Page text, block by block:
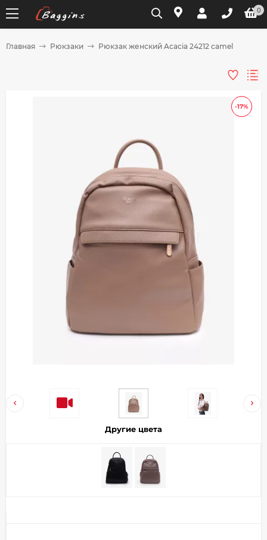
0
Главная Рюкзаки Рюкзак женский Acacia 24212 camel
-17%
Другие цвета
без переплат
График платежей
Добавляйте товары
Оплачивайте сегодня только
выбранный способом
списыватьсяс вашей карты
каждые 2 недели